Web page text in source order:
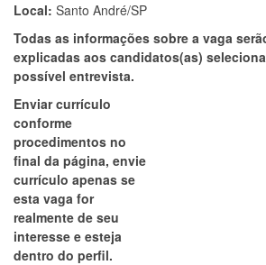
Local: Santo André/SP
Todas as informações sobre a vaga
explicadas aos candidatos(as)
possível entrevista.
Enviar currículo
conforme
procedimentos no
final da página, envie
currículo apenas se
esta vaga for
realmente de seu
interesse e esteja
dentro do perfil.